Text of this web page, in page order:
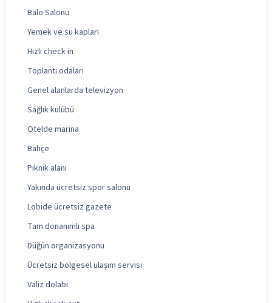
Balo Salonu
Yemek ve su kapları
Hızlı check-in
Toplantı odaları
Genel alanlarda televizyon
Sağlık kulübü
Otelde marina
Bahçe
Piknik alanı
Yakında ücretsiz spor salonu
Lobide ücretsiz gazete
Tam donanımlı spa
Düğün organizasyonu
Ücretsiz bölgesel ulaşım servisi
Valiz dolabı